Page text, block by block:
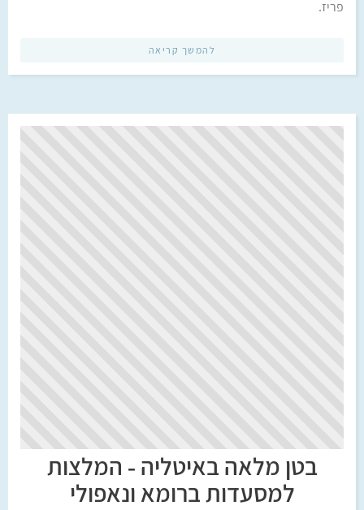
פריז.
להמשך קריאה
בטן מלאה באיטליה - המלצות
למסעדות ברומא ונאפולי